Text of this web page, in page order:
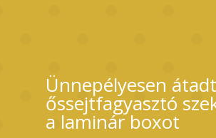
Ünnepélyesen
őssejtfagyasztó
a laminár boxot